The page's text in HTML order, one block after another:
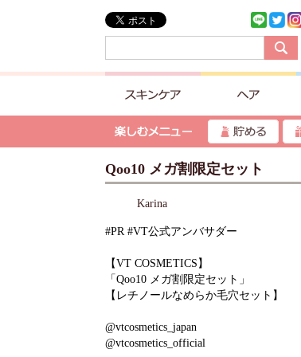
Qoo10 メガ割限定セット
Karina
#PR #VT公式アンバサダー
【VT COSMETICS】
「Qoo10 メガ割限定セット」
【レチノールなめらか毛穴セット】
@vtcosmetics_japan
@vtcosmetics_official